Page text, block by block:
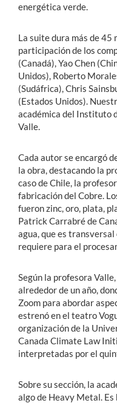
energética verde.
La suite dura más de 45
participación de los
(Canadá), Yao Chen
Unidos), Roberto
(Sudáfrica), Chris
(Estados Unidos).
académica del Instituto
Valle.
Cada autor se encargó
la obra, destacando la
caso de Chile, la
fabricación del Cobre.
fueron zinc, oro, plata,
Patrick Carrabré de
agua, que es transversal
requiere para el
Según la profesora
alrededor de un año,
Zoom para abordar
estrenó en el teatro
organización de la
Canada Climate Law
interpretadas por el
Sobre su sección, la
algo de Heavy Metal.